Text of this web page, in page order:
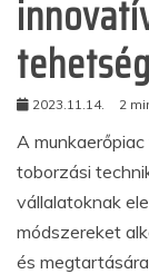
2023.11.14. 2
A
toborzási
vállalatoknak
módszereket
és megtartására.